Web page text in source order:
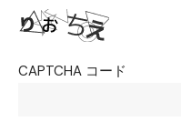
CAPTCHA コード